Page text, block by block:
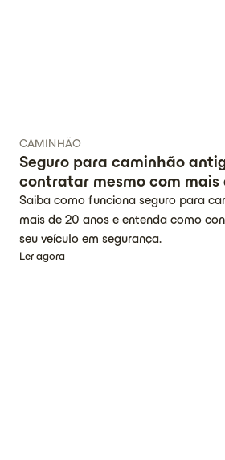
CAMINHÃO
Seguro para caminhão
contratar mesmo com mais
Saiba como funciona seguro para
mais de 20 anos e entenda como
seu veículo em segurança.
Ler agora